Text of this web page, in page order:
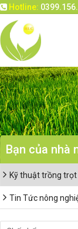
Hotline:
Bạn của nhà
Kỹ thuật trồng trọt
Tin Tức nông